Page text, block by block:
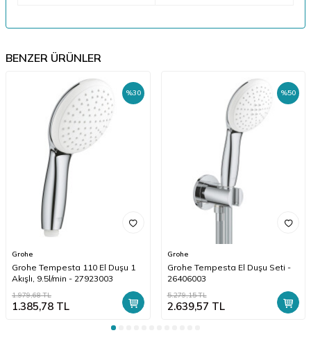
BENZER ÜRÜNLER
%30
Grohe
Grohe Tempesta 110 El Duşu 1
Akışlı, 9.5l/min - 27923003
1.979,68TL
1.385,78 TL
%50
Grohe
Grohe Tempesta El Duşu Seti -
26406003
5.279,15TL
2.639,57 TL